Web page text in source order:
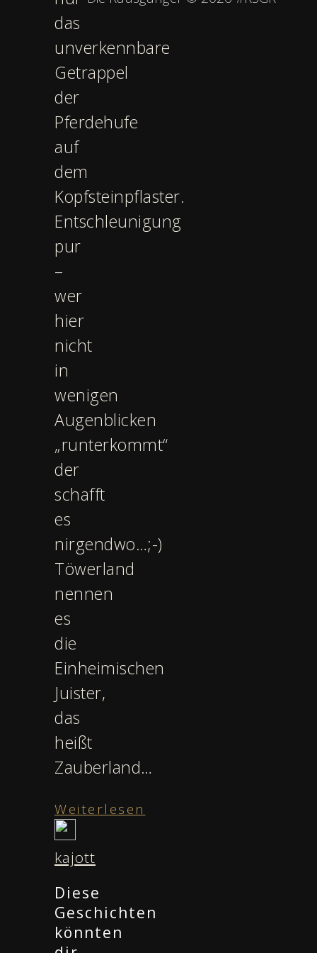
das
unverkennbare
Getrappel
der
Pferdehufe
auf
dem
Kopfsteinpflaster.
Entschleunigung
pur
–
wer
hier
nicht
in
wenigen
Augenblicken
„runterkommt“
der
schafft
es
nirgendwo…;-)
Töwerland
nennen
es
die
Einheimischen
Juister,
das
heißt
Zauberland…
Weiterlesen
kajott
Diese
Geschichten
könnten